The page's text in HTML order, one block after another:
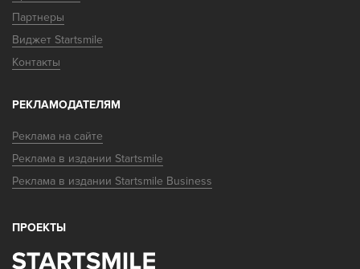
Партнеры
Виджет Startsmile
Контакты
РЕКЛАМОДАТЕЛЯМ
Реклама на сайте
Реклама в издании Startsmile
Реклама в издании Startsmile Business
ПРОЕКТЫ